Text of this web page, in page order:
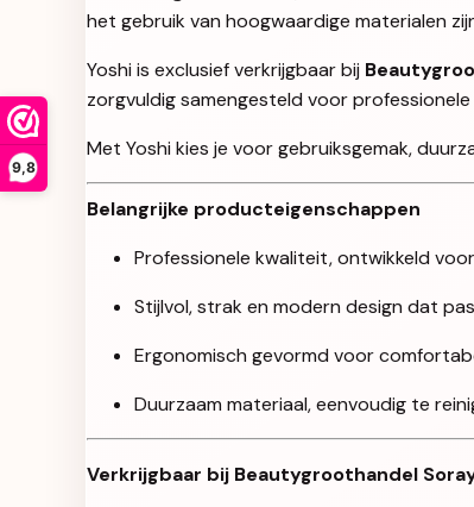
9,8
het gebruik van hoogwaardige materialen
Yoshi is exclusief verkrijgbaar bij
zorgvuldig samengesteld voor
Met Yoshi kies je voor gebruiksgemak,
Belangrijke producteigenschappen
Professionele kwaliteit, ontwikkeld
Stijlvol, strak en modern design dat
Ergonomisch gevormd voor
Duurzaam materiaal, eenvoudig te
Verkrijgbaar bij Beautygroothandel